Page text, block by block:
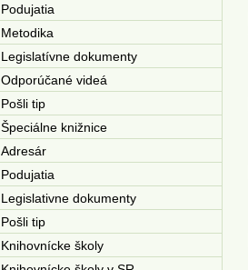
Podujatia
Metodika
Legislatívne dokumenty
Odporúčané videá
Pošli tip
Špeciálne knižnice
Adresár
Podujatia
Legislativne dokumenty
Pošli tip
Knihovnícke školy